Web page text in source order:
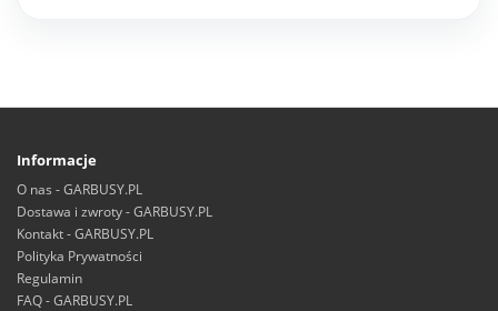
Informacje
O nas - GARBUSY.PL
Dostawa i zwroty - GARBUSY.PL
Kontakt - GARBUSY.PL
Polityka Prywatności
Regulamin
FAQ - GARBUSY.PL